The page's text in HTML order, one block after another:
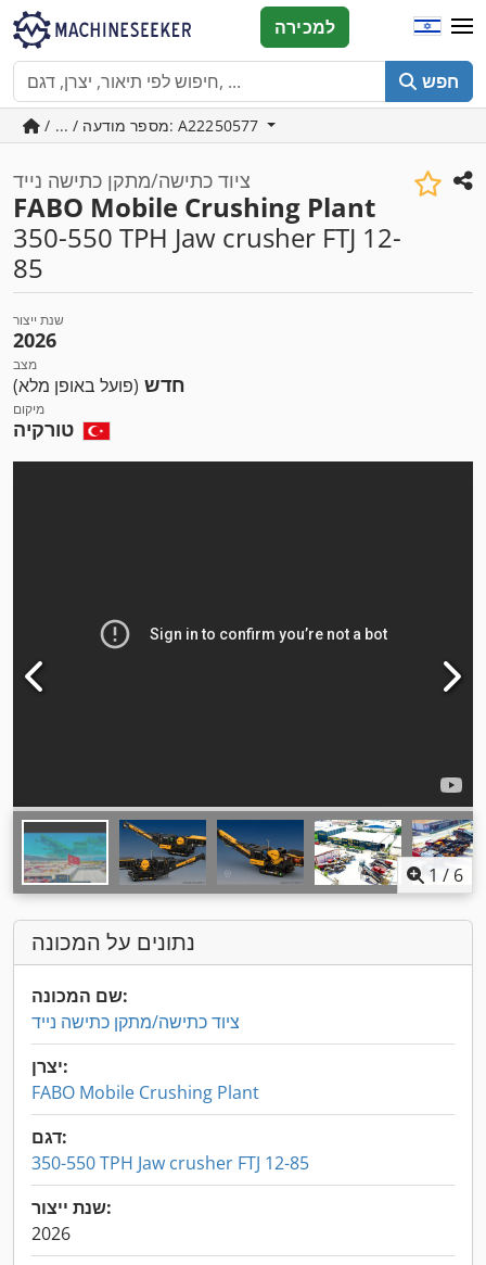
חפש
למכירה
/ ... / מספר מודעה: A22250577
ציוד כתישה/מתקן כתישה נייד
FABO Mobile Crushing Plant
350-550 TPH Jaw crusher FTJ 12-
85
שנת ייצור
2026
מצב
חדש (פועל באופן מלא)
מיקום
1 / 6
נתונים על המכונה
שם המכונה:
ציוד כתישה/מתקן כתישה נייד
יצרן:
FABO Mobile Crushing Plant
דגם:
350-550 TPH Jaw crusher FTJ 12-85
שנת ייצור:
2026